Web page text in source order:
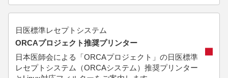
日医標準レセプトシステム
ORCAプロジェクト推奨プリンター
日本医師会による「ORCAプロジェクト」の日医標準
レセプトシステム（ORCAシステム）推奨プリンター